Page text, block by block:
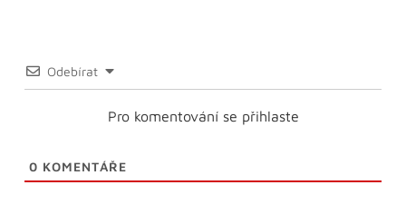
Odebírat
Pro komentování se přihlaste
0 KOMENTÁŘE